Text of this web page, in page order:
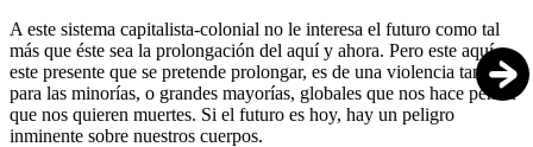
A este sistema capitalista-colonial no le interesa el futuro como tal
más que éste sea la prolongación del aquí y ahora. Pero este aquí,
este presente que se pretende prolongar, es de una violencia tan cruel
para las minorías, o grandes mayorías, globales que nos hace pensar
que nos quieren muertes. Si el futuro es hoy, hay un peligro
inminente sobre nuestros cuerpos.